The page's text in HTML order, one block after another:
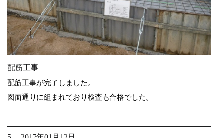
配筋工事
配筋工事が完了しました。
図面通りに組まれており検査も合格でした。